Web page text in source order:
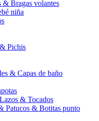
& Bragas volantes
niña
Pichis
& Capas de baño
& Tocados
Patucos & Botitas punto